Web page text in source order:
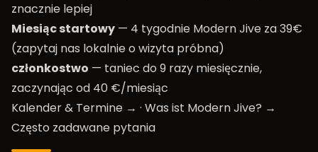
znacznie lepiej
Miesiąc startowy — 4 tygodnie Modern Jive za 39€
(zapytaj nas lokalnie o wizyta próbna)
członkostwo — taniec do 9 razy miesięcznie,
zaczynając od 40 €/miesiąc
Kalender & Termine → · Was ist Modern Jive? →
Często zadawane pytania